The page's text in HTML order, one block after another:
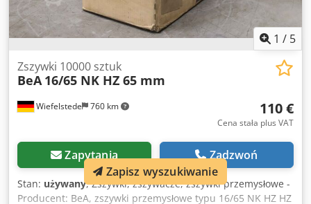
1 / 5
Wiefelstede 760 km
Zszywki 10000 sztuk
BeA 16/65 NK HZ 65 mm
110 €
Cena stała plus VAT
Zapytania Zadzwoń
Stan: używany, Zszywki, zszywacze, zszywki przemysłowe -
Producent: BeA, zszywki przemysłowe typu 16/65 NK HZ HZ
Zapisz wyszukiwanie